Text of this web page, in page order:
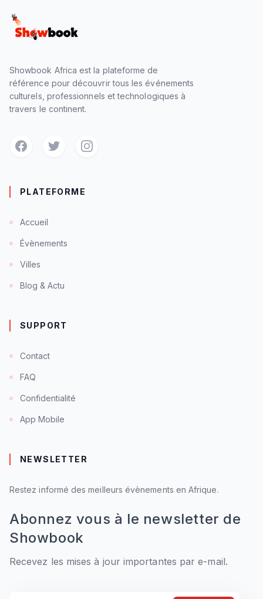
Showbook Africa est la plateforme de
référence pour découvrir tous les événements
culturels, professionnels et technologiques à
travers le continent.
PLATEFORME
Accueil
Évènements
Villes
Blog & Actu
SUPPORT
Contact
FAQ
Confidentialité
App Mobile
NEWSLETTER
Restez informé des meilleurs évènements en Afrique.
Abonnez vous à le newsletter de
Showbook
Recevez les mises à jour importantes par e-mail.